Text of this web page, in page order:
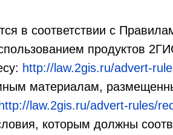
в соответствии с
продуктов
http://law.2gis.ru/advert-
материалам,
http://law.2gis.ru/advert-rules/
которым должны